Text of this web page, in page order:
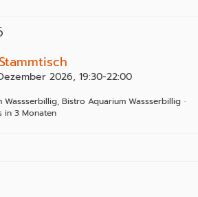
2026, 19:30-22:00
Wassserbillig, Bistro Aquarium Wassserbillig
in 3 Monaten